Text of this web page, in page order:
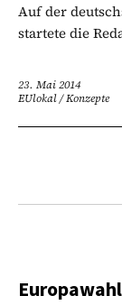
Auf der
startete die
23. Mai 2014
EUlokal/Konzepte